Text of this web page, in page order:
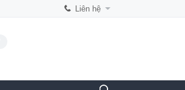
Liên hệ